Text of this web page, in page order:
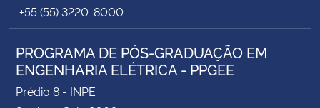
+55 (55) 3220-8000
PROGRAMA DE PÓS-GRADUAÇÃO EM
ENGENHARIA ELÉTRICA - PPGEE
Prédio 8 - INPE